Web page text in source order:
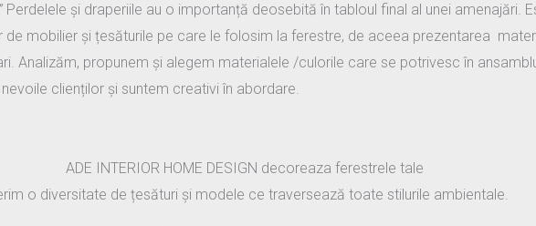
Perdelele și draperiile au o importanță deosebită în tabloul final al unei amenajări.
de mobilier și țesăturile pe care le folosim la ferestre, de aceea prezentarea
Analizăm, propunem și alegem materialele /culorile care se potrivesc în
clienților și suntem creativi în abordare.
ADE INTERIOR HOME DESIGN decoreaza ferestrele tale
o diversitate de țesături și modele ce traversează toate stilurile ambientale.